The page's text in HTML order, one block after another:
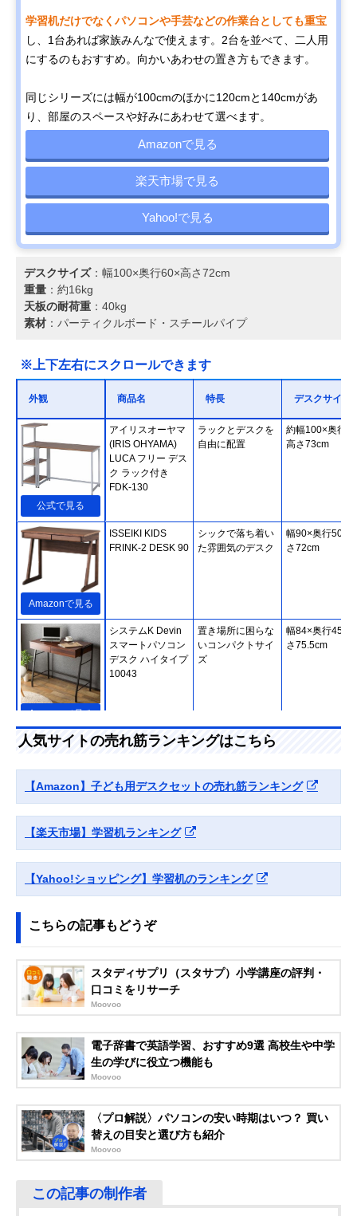
学習机だけでなくパソコンや手芸などの作業台としても重宝
し、1台あれば家族みんなで使えます。2台を並べて、二人用
にするのもおすすめ。向かいあわせの置き方もできます。
同じシリーズには幅が100cmのほかに120cmと140cmがあ
り、部屋のスペースや好みにあわせて選べます。
Amazonで見る
楽天市場で見る
Yahoo!で見る
デスクサイズ：幅100×奥行60×高さ72cm
重量 ：約16kg
天板の耐荷重 ：40kg
素材 ：パーティクルボード・スチールパイプ
※上下左右にスクロールできます
外観 商品名 特長 デスクサイズ
公式で見る
アイリスオーヤマ
(IRIS OHYAMA)
LUCA フリー デス
ク ラック付き
FDK-130
ラックとデスクを
自由に配置
約幅100×奥行
高さ73cm
Amazonで見る
‎ISSEIKI KIDS
FRINK-2 DESK 90
シックで落ち着い
た雰囲気のデスク
幅90×奥行50×高
さ72cm
Amazonで見る
システムK Devin
スマートパソコン
デスク ハイタイプ
10043
置き場所に困らな
いコンパクトサイ
ズ
幅84×奥行
さ75.5cm
Amazonで見る
Smart-i LOOK 学
1083051
キュートからベー
カラー展開
公式で見る
アイリスオーヤマ
習机 カントリー調
長く使えるおしゃ
約幅100×奥行
Amazonで見る
ィングデスク 薄型
FWD-0278
るスリム型
さ115.5cm（折
KJD-8550
Amazonで見る
コイズミファニテ
ック(koizumi
120デスク BDD
ナラ材を使った高
Amazonで見る
VEGA
CORPORATION
ZKNZC
広めの天板とデス
人気サイトの売れ筋ランキングはこちら
【Amazon】子ども用デスクセットの売れ筋ランキング
【楽天市場】学習机ランキング
【Yahoo!ショッピング】学習机のランキング
こちらの記事もどうぞ
スタディサプリ（スタサプ）小学講座の評判・
口コミをリサーチ
Moovoo
電子辞書で英語学習、おすすめ9選 高校生や中学
生の学びに役立つ機能も
Moovoo
〈プロ解説〉パソコンの安い時期はいつ？ 買い
替えの目安と選び方も紹介
Moovoo